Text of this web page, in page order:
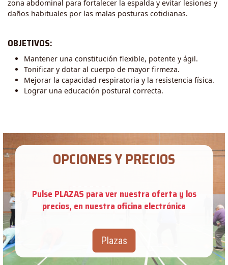
zona abdominal para fortalecer la espalda y evitar lesiones y
daños habituales por las malas posturas cotidianas.
OBJETIVOS:
Mantener una constitución flexible, potente y ágil.
Tonificar y dotar al cuerpo de mayor firmeza.
Mejorar la capacidad respiratoria y la resistencia física.
Lograr una educación postural correcta.
OPCIONES Y PRECIOS
Pulse PLAZAS para ver nuestra oferta y los
precios, en nuestra oficina electrónica
Plazas